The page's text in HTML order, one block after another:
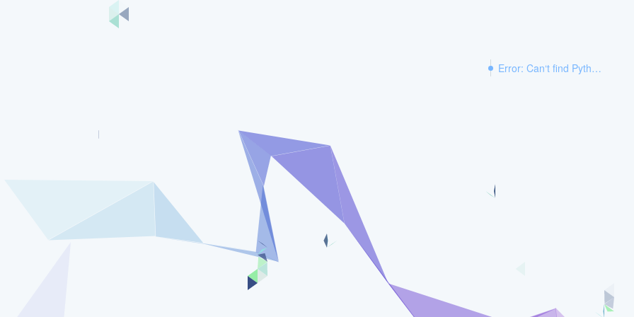
Error: Can‘t find Python executable “python“, you can set the PYTHON env var